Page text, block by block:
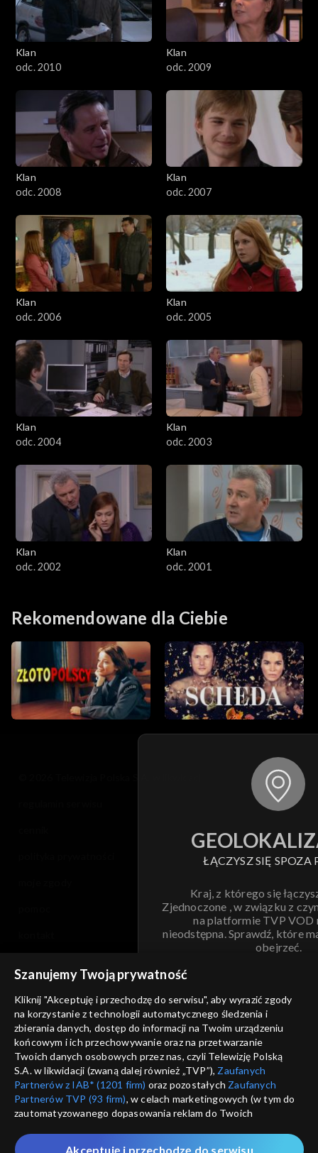
Klan
odc. 2010
Klan
odc. 2009
Klan
odc. 2008
Klan
odc. 2007
Klan
odc. 2006
Klan
odc. 2005
Klan
odc. 2004
Klan
odc. 2003
Klan
odc. 2002
Klan
odc. 2001
Rekomendowane dla Ciebie
ŁĄCZYSZ SIĘ SPOZA
Kraj, z którego się
Zjednoczone , w związku z
na platformie TVP VOD
nieodstępna. Sprawdź, które
obejrzeć.
ANULUJ
informacje o dostawcy usług
Szanujemy Twoją prywatność
Kliknij "Akceptuję i przechodzę do serwisu", aby wyrazić zgody
na korzystanie z technologii automatycznego śledzenia i
zbierania danych, dostęp do informacji na Twoim urządzeniu
końcowym i ich przechowywanie oraz na przetwarzanie
Twoich danych osobowych przez nas, czyli Telewizję Polską
S.A. w likwidacji (zwaną dalej również „TVP”), Zaufanych
Partnerów z IAB* (1201 firm) oraz pozostałych Zaufanych
Partnerów TVP (93 firm), w celach marketingowych (w tym do
zautomatyzowanego dopasowania reklam do Twoich
które wskazujemy poniżej, a także zgody na udostępnianie
Akceptuję i przechodzę do serwisu